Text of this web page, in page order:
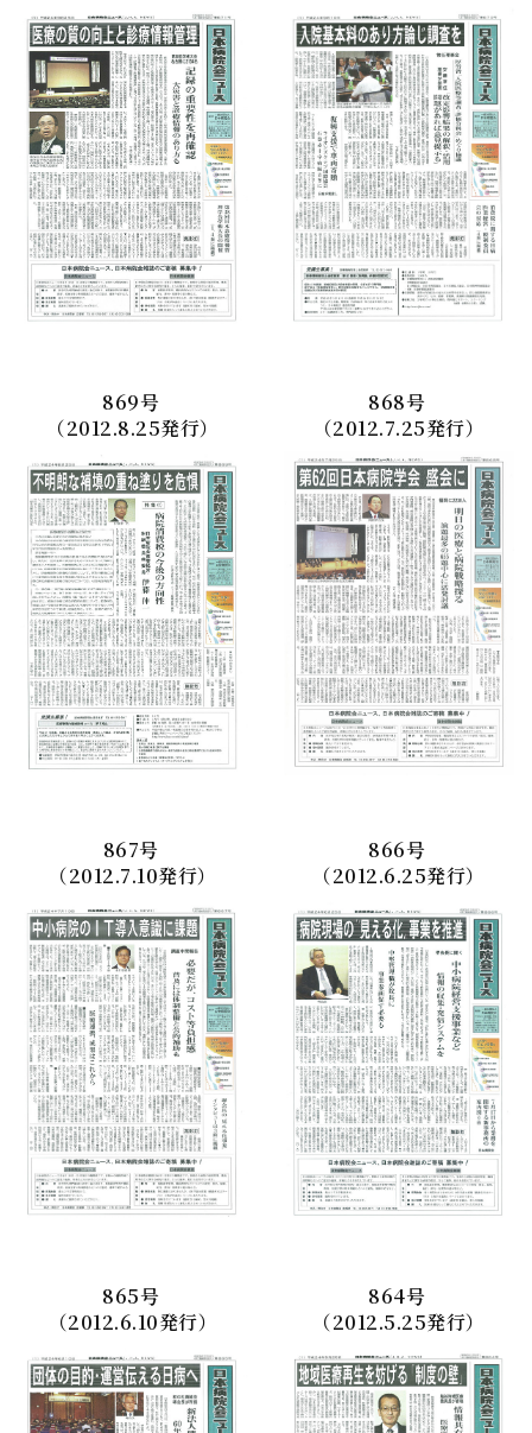
869号
（2012.8.25発行）
868号
（2012.7.25発行）
867号
（2012.7.10発行）
866号
（2012.6.25発行）
865号
（2012.6.10発行）
864号
（2012.5.25発行）